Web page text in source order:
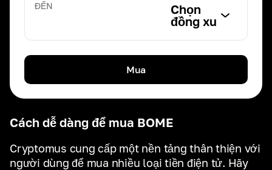
Cách dễ dàng để mua BOME
Cryptomus cung cấp một nền tảng thân thiện với
người dùng để mua nhiều loại tiền điện tử. Hãy
ĐẾN
Chọn
đồng xu
Mua